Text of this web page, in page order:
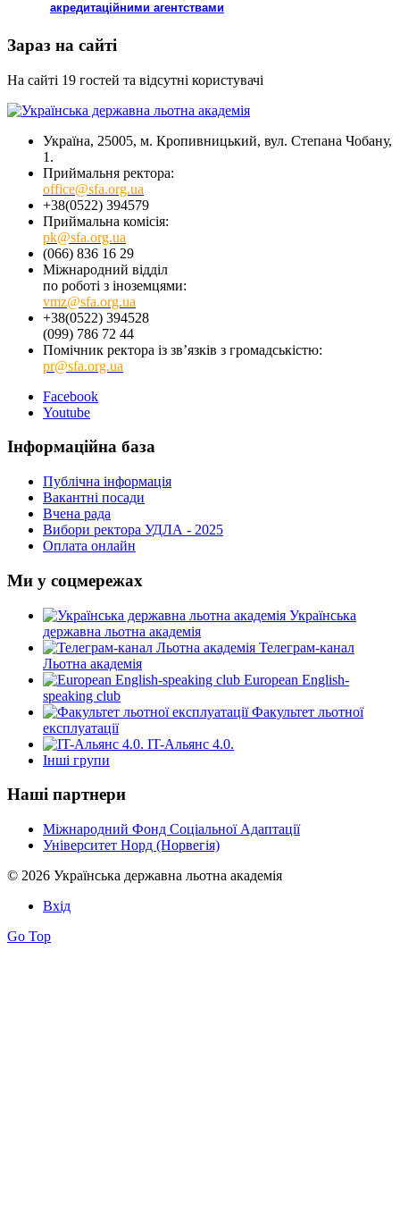
акредитаційними агентствами
Зараз на сайті
На сайті 19 гостей та відсутні користувачі
Україна, 25005, м. Кропивницький, вул. Степана Чобану,
1.
Приймальня ректора:
office@sfa.org.ua
+38(0522) 394579
Приймальна комісія:
pk@sfa.org.ua
(066) 836 16 29
Міжнародний відділ
по роботі з іноземцями:
vmz@sfa.org.ua
+38(0522) 394528
(099) 786 72 44
Помічник ректора із зв’язків з громадськістю:
pr@sfa.org.ua
Facebook
Youtube
Інформаційна база
Публічна інформація
Вакантні посади
Вчена рада
Вибори ректора УДЛА - 2025
Оплата онлайн
Ми у соцмережах
Українська
державна льотна академія
Телеграм-канал
Льотна академія
European English-
speaking club
Факультет льотної
експлуатації
IT-Альянс 4.0.
Інші групи
Наші партнери
Міжнародний Фонд Соціальної Адаптації
Університет Норд (Норвегія)
© 2026 Українська державна льотна академія
Вхід
Go Top